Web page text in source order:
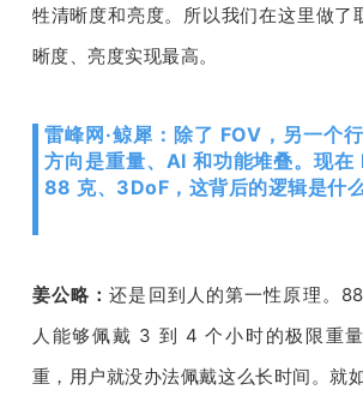
牲清晰度和亮度。所以我们在这里做了
晰度、亮度实现最高。
雷峰网·鲸犀：除了 FOV，另一个
方向是重量、AI 和功能堆叠。现
88 克、3DoF，这背后的逻辑是什
姜公略：还是回到人的第一性原理。 88
人能够佩戴 3 到 4 个小时的极限重
重，用户就没办法佩戴这么长时间。就